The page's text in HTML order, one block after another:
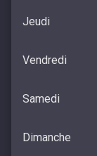
Jeudi
Vendredi
Samedi
Dimanche